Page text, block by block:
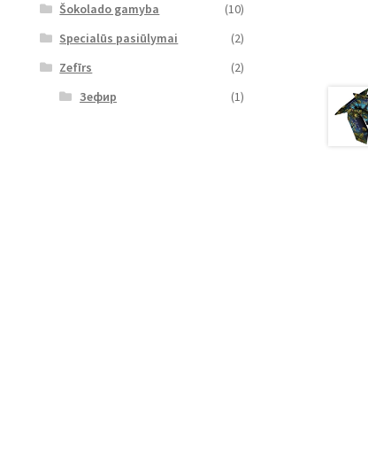
Šokolado gamyba
(10)
Specialūs pasiūlymai
(2)
Zefīrs
(2)
Зефир
(1)